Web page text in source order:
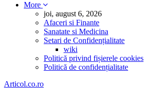
More
joi, august 6, 2026
Afaceri si Finante
Sanatate si Medicina
Setari de Confidențialitate
wiki
Politică privind fișierele cookies
Politică de confidențialitate
Articol.co.ro